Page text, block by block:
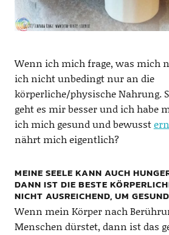
Wenn ich mich frage, was mich
ich nicht unbedingt nur an die
körperliche/physische Nahrung.
geht es mir besser und ich habe
ich mich gesund und bewusst
nährt mich eigentlich?
MEINE SEELE KANN AUCH
DANN IST DIE BESTE
NICHT AUSREICHEND, UM
Wenn mein Körper nach
Menschen dürstet, dann ist das